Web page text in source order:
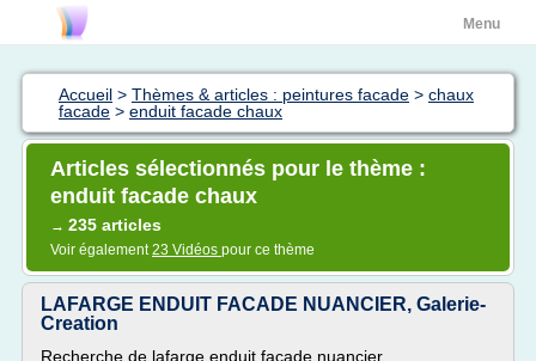
Menu
Accueil > Thèmes & articles : peintures facade > chaux
facade > enduit facade chaux
Articles sélectionnés pour le thème :
enduit facade chaux
→ 235 articles
Voir également23 Vidéos pour ce thème
LAFARGE ENDUIT FACADE NUANCIER, Galerie-
Creation
Recherche de lafarge enduit facade nuancier